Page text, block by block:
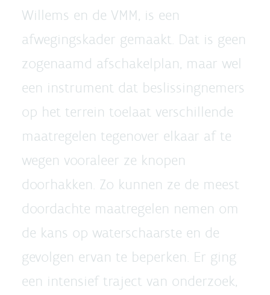
Willems en de VMM, is een
afwegingskader gemaakt. Dat is geen
zogenaamd afschakelplan, maar wel
een instrument dat beslissingnemers
op het terrein toelaat verschillende
maatregelen tegenover elkaar af te
wegen vooraleer ze knopen
doorhakken. Zo kunnen ze de meest
doordachte maatregelen nemen om
de kans op waterschaarste en de
gevolgen ervan te beperken. Er ging
een intensief traject van onderzoek,